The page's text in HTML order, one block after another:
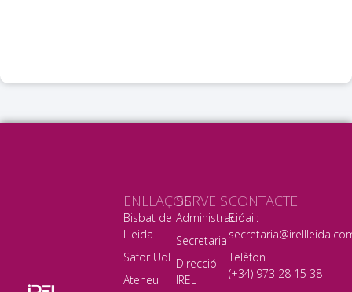
SERVEIS
Administració
Secretaria
Direcció
IREL
ENLLAÇOS
Bisbat de
Lleida
Safor UdL
Ateneu
CONTACTE
Email:
Telèfon
(+34) 973 28 15 38